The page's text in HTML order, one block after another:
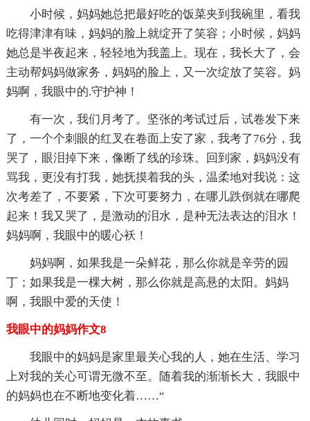
小时候，妈妈她总把最好吃的饭菜夹到我碗里，看我
吃得津津有味，妈妈的脸上就绽开了笑容；小时候，妈妈
她总是半夜起来，轻轻地为我盖上。现在，我长大了，会
主动帮妈妈做家务，妈妈的脸上，又一次绽放了笑容。妈
妈啊，我眼中的.守护神！
有一次，我们月考了。坚张的考试过后，试卷发下来
了，一个个刺眼的红叉在卷面上安了家，我考了76分，我
哭了，眼泪掉下来，像断了线的珍珠。回到家，妈妈没有
骂我，更没有打我，她抚摸着我的头，温柔地对我说：这
次考差了，不要紧，下次可要努力，在哪儿跌倒就在哪爬
起来！我又哭了，是激动的泪水，是种无法表达的泪水！
妈妈啊，我眼中的暖心袄！
妈妈啊，如果我是一朵鲜花，那么你就是辛劳的园
丁；如果我是一棵大树，那么你就是高悬的太阳。妈妈
啊，我眼中爱的天使！
我眼中的妈妈作文8
我眼中的妈妈是家里最关心我的人，她在生活、学习
上对我的关心可谓无微不至。随着我的渐渐长大，我眼中
的妈妈也在不断地变化着……“